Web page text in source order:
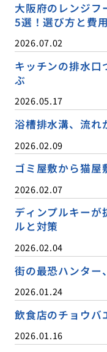
大阪府のレンジフ
5選！選び方と費
2026.07.02
キッチンの排水口
ぶ
2026.05.17
浴槽排水溝、流れ
2026.02.09
ゴミ屋敷から猫屋
2026.02.07
ディンプルキーが
ルと対策
2026.02.04
街の最恐ハンター
2026.01.24
飲食店のチョウバ
2026.01.16